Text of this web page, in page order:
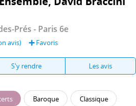
Prés - Paris 6e
avis) Favoris
S'y rendre Les avis
Baroque Classique